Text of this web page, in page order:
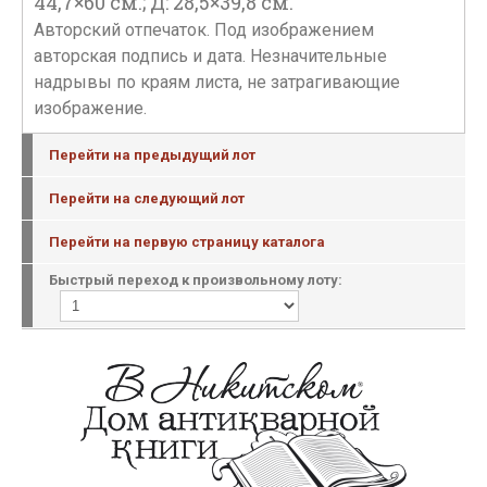
Авторский отпечаток. Под изображением
авторская подпись и дата. Незначительные
надрывы по краям листа, не затрагивающие
изображение.
Перейти на предыдущий лот
Перейти на следующий лот
Перейти на первую страницу каталога
Быстрый переход к произвольному лоту: